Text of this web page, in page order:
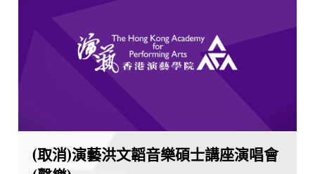
(取消)演藝洪文韜音樂碩士講座演唱會